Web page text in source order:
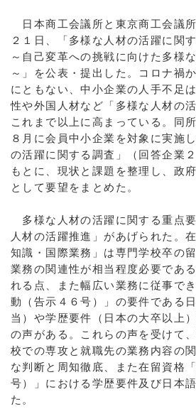
日本商工会議所と東京商工会議
２１日、「多様な人材の活躍に関
～自己変革への挑戦に向けた多様
～」を公表・提出した。コロナ禍
にともない、中小企業の人手不足
性や外国人材など「多様な人材の
これまで以上に高まっている。同
８月に会員中小企業を対象に実施
の活躍に関する調査」（回答企業
もとに、現状と課題を整理し、政
として要望をまとめた。
多様な人材の活躍に関する重点
人材の活躍推進」があげられた。
知識・国際業務」は専門学校卒の
業務の関連性が相当程度必要であ
れる点、また幅広い業務に従事で
動（告示４６号）」の要件である
当）や学歴要件（日本の大卒以上
の声がある。これらの声を受けて
校での専攻と就職先の業務内容の
な判断と周知徹底、また在留資格
号）」における学歴要件及び日本
た。